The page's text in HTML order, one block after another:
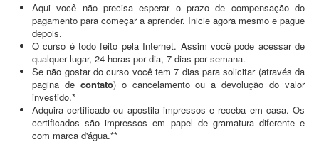
Aqui você não precisa esperar o prazo de compensação do
pagamento para começar a aprender. Inicie agora mesmo e pague
depois.
O curso é todo feito pela Internet. Assim você pode acessar de
qualquer lugar, 24 horas por dia, 7 dias por semana.
Se não gostar do curso você tem 7 dias para solicitar (através da
pagina de contato) o cancelamento ou a devolução do valor
investido.*
Adquira certificado ou apostila impressos e receba em casa. Os
certificados são impressos em papel de gramatura diferente e
com marca d'água.**